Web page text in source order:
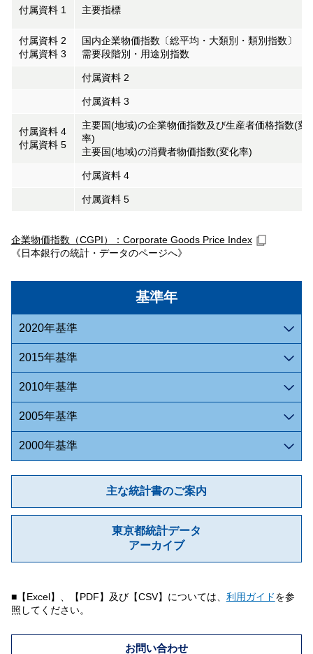
基準年
2020年基準
2015年基準
2010年基準
2005年基準
2000年基準
主な統計書のご案内
東京都統計データ
アーカイブ
付属資料 1 主要指標
付属資料 2
付属資料 3
国内企業物価指数〔総平均・大類別・類別指数〕
需要段階別・用途別指数
付属資料 2
付属資料 3
付属資料 4
付属資料 5
主要国(地域)の企業物価指数及び生産者価格指数(変
率)
主要国(地域)の消費者物価指数(変化率)
付属資料 4
付属資料 5
企業物価指数（CGPI）：Corporate Goods Price Index
《日本銀行の統計・データのページへ》
■【Excel】、【PDF】及び【CSV】については、 利用ガイドを参
照してください。
お問い合わせ